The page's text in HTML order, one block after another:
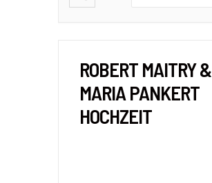
ROBERT MAITRY &
MARIA PANKERT
HOCHZEIT